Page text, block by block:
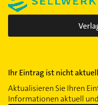
Steinbühl
Ziegelstein
Ihr Eintrag ist nicht
Aktualisieren Sie Ihren
Informationen aktuell